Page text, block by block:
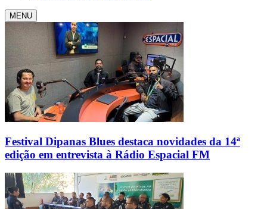
MENU
Festival Dipanas Blues destaca novidades da 14ª
edição em entrevista à Rádio Espacial FM